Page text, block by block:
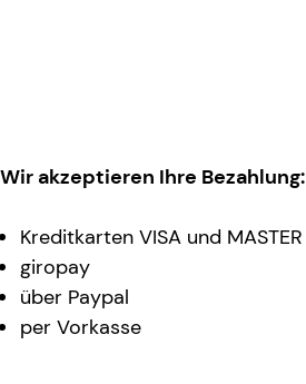
Wir akzeptieren Ihre Bezahlung:
Kreditkarten VISA und MASTER
giropay
über Paypal
per Vorkasse